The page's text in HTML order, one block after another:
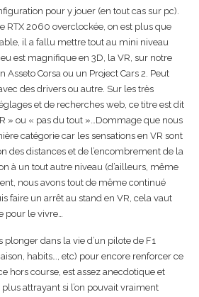
pour y jouer (en tout cas sur pc).
RTX 2060 overclockée, on est plus que
il a fallu mettre tout au mini niveau
est magnifique en 3D, la VR, sur notre
Asseto Corsa ou un Project Cars 2. Peut
des drivers ou autre. Sur les très
et de recherches web, ce titre est dit
» ou « pas du tout »…Dommage que nous
catégorie car les sensations en VR sont
des distances et de l’encombrement de la
à un tout autre niveau (d’ailleurs, même
nous avons tout de même continué
faire un arrêt au stand en VR, cela vaut
pour le vivre…
plonger dans la vie d’un pilote de F1
habits…, etc) pour encore renforcer ce
hors course, est assez anecdotique et
attrayant si l’on pouvait vraiment